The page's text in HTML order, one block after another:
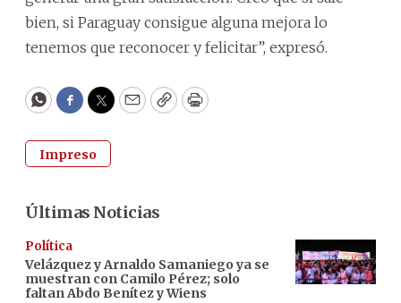
bien, si Paraguay consigue alguna mejora lo
tenemos que reconocer y felicitar”, expresó.
WhatsApp
Facebook
Twitter
EmailCopyPrint
Impreso
Últimas Noticias
Política
Velázquez y Arnaldo Samaniego ya se
muestran con Camilo Pérez; solo
faltan Abdo Benítez y Wiens